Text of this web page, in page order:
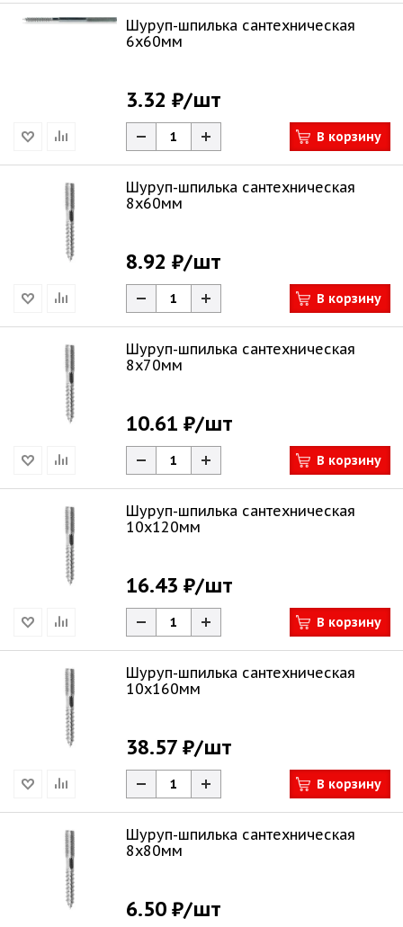
Шуруп-шпилька сантехническая
6х60мм
3.32 ₽/шт
В корзину
Шуруп-шпилька сантехническая
8х60мм
8.92 ₽/шт
В корзину
Шуруп-шпилька сантехническая
8х70мм
10.61 ₽/шт
В корзину
Шуруп-шпилька сантехническая
10х120мм
16.43 ₽/шт
В корзину
Шуруп-шпилька сантехническая
10х160мм
38.57 ₽/шт
В корзину
Шуруп-шпилька сантехническая
8х80мм
6.50 ₽/шт